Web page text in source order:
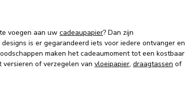
voegen aan uw cadeaupapier? Dan zijn
is er gegarandeerd iets voor iedere ontvanger en
maken het cadeaumoment tot een kostbaar
of verzegelen van vloeipapier, draagtassen of